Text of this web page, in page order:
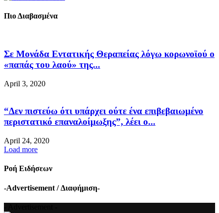
Πιο Διαβασμένα
Σε Μονάδα Εντατικής Θεραπείας λόγω κορωνοϊού ο
«παπάς του λαού» της...
April 3, 2020
“Δεν πιστεύω ότι υπάρχει ούτε ένα επιβεβαιωμένο
περιστατικό επαναλοίμωξης”, λέει ο...
April 24, 2020
Load more
Ροή Ειδήσεων
-Advertisement / Διαφήμιση-